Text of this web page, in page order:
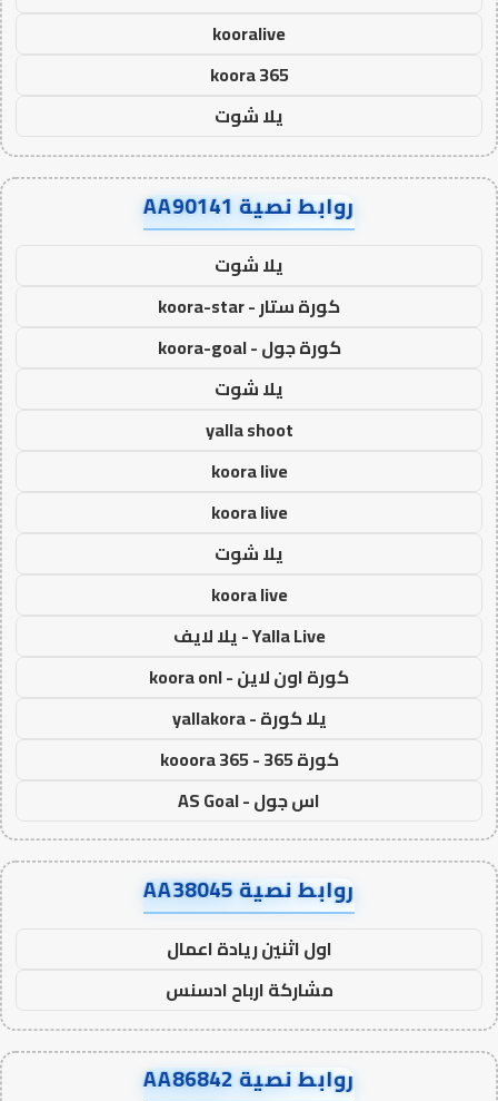
kooralive
koora 365
يلا شوت
روابط نصية AA90141
يلا شوت
كورة ستار - koora-star
كورة جول - koora-goal
يلا شوت
yalla shoot
koora live
koora live
يلا شوت
koora live
Yalla Live - يلا لايف
كورة اون لاين - koora onl
يلا كورة - yallakora
كورة 365 - kooora 365
اس جول - AS Goal
روابط نصية AA38045
اول اثنين ريادة اعمال
مشاركة ارباح ادسنس
روابط نصية AA86842